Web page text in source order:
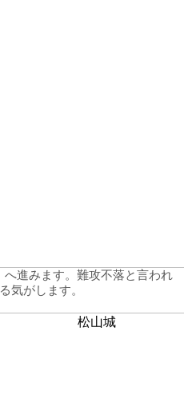
へ進みます。難攻不落と言われ
気がします。